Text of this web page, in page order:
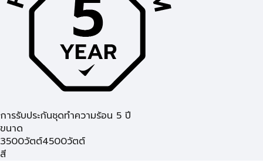
การรับประกันชุดทำความร้อน 5 ปี
ขนาด
3500วัตต์4500วัตต์
สี